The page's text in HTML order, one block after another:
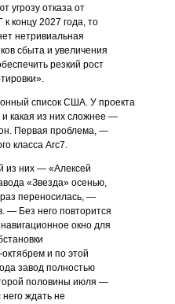
угрозу отказа от
концу 2027 года, то
нетривиальная
сбыта и увеличения
резкий рост
список США. У проекта
какая из них сложнее —
он. Первая проблема, —
класса Arc7.
из них — «Алексей
«Звезда» осенью,
раз переносилась, —
— Без него повторится
окно для
октябрем и по этой
завод полностью
половины июля —
него ждать не